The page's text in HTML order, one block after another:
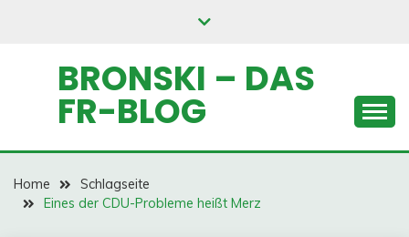
BRONSKI – DAS
FR-BLOG
Home
Schlagseite
Eines der CDU-Probleme heißt Merz